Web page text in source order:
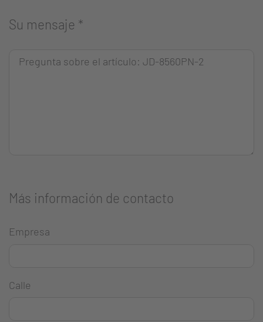
Su mensaje *
Más información de contacto
Empresa
Calle